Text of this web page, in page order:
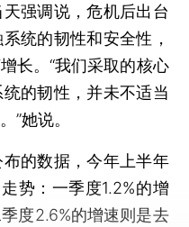
强调说，危机后出台
统的韧性和安全性，
长。“我们采取的核心
的韧性，并未不适当
”她说。
的数据，今年上半年
势：一季度1.2%的增
度2.6%的增速则是去